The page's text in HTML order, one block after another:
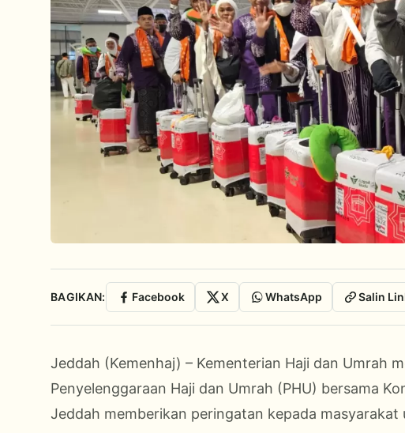
BAGIKAN: Facebook X WhatsApp Salin
Jeddah (Kemenhaj) – Kementerian Haji dan Umrah
Penyelenggaraan Haji dan Umrah (PHU) bersama
Jeddah memberikan peringatan kepada